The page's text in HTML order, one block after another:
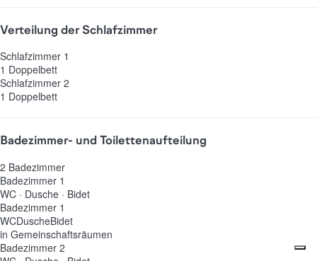
Verteilung der Schlafzimmer
Schlafzimmer 1
1 Doppelbett
Schlafzimmer 2
1 Doppelbett
Badezimmer- und Toilettenaufteilung
2 Badezimmer
Badezimmer 1
WC · Dusche · Bidet
Badezimmer 1
WCDuscheBidet
in Gemeinschaftsräumen
Badezimmer 2